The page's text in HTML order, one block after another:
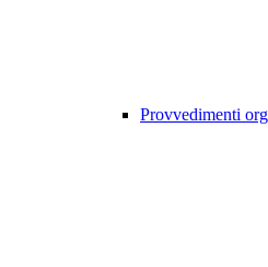
Provvedimenti